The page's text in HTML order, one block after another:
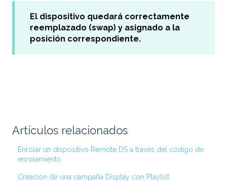
El dispositivo quedará correctamente
reemplazado (swap) y asignado a la
posición correspondiente.
Artículos relacionados
Enrolar un dispositivo Remote DS a través del código de
enrolamiento
Creación de una campaña Display con Playlist